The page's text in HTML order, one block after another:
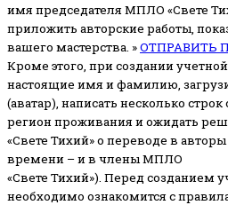
имя председателя МПЛО «Свете
приложить авторские работы,
вашего мастерства. »ОТПРАВИТЬ
Кроме этого, при создании
настоящие имя и фамилию,
(аватар), написать несколько строк
регион проживания и ожидать
«Свете Тихий» о переводе в
времени – и в члены МПЛО
«Свете Тихий»). Перед созданием
необходимо ознакомится с